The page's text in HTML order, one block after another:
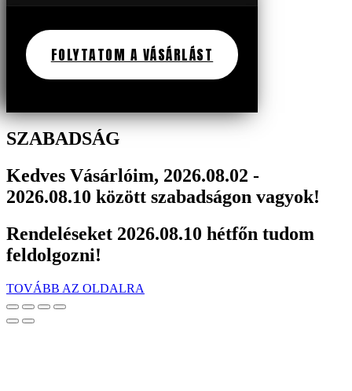
FOLYTATOM A VÁSÁRLÁST
SZABADSÁG
Kedves Vásárlóim, 2026.08.02 -
2026.08.10 között szabadságon vagyok!
Rendeléseket 2026.08.10 hétfőn tudom
feldolgozni!
TOVÁBB AZ OLDALRA